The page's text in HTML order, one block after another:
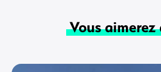
Vous aimerez